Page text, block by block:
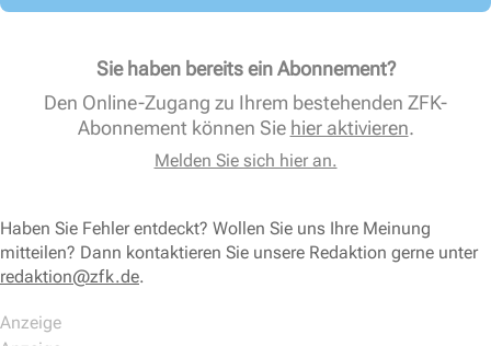
Sie haben bereits ein Abonnement?
Den Online-Zugang zu Ihrem bestehenden ZFK-
Abonnement können Sie hier aktivieren.
Melden Sie sich hier an.
Haben Sie Fehler entdeckt? Wollen Sie uns Ihre Meinung
mitteilen? Dann kontaktieren Sie unsere Redaktion gerne unter
redaktion@zfk.de.